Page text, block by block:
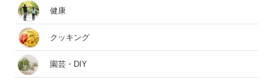
健康
クッキング
園芸・DIY